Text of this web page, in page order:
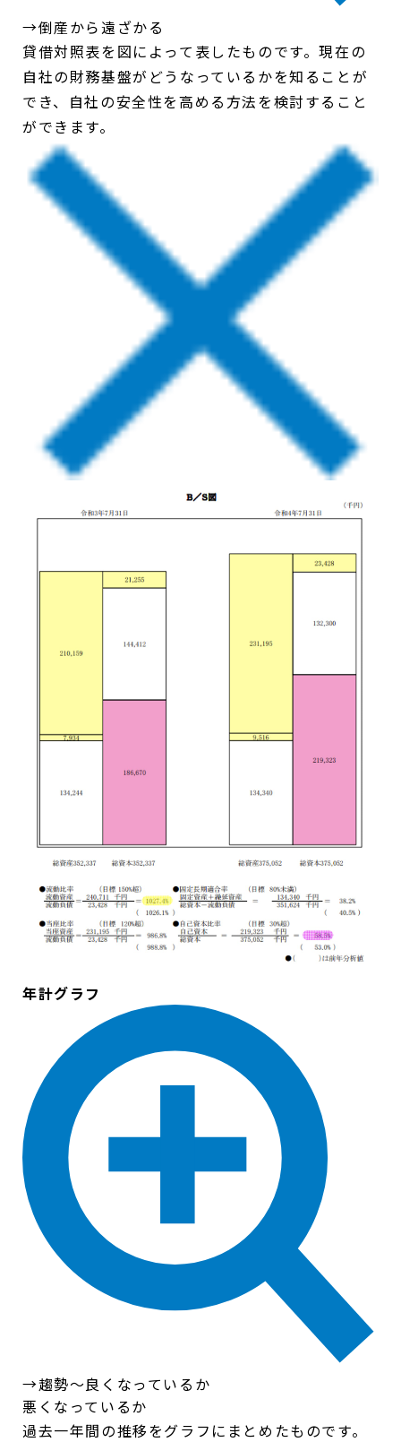
→倒産から遠ざかる
貸借対照表を図によって表したものです。現在の
自社の財務基盤がどうなっているかを知ることが
でき、自社の安全性を高める方法を検討すること
ができます。
年計グラフ
→趨勢〜良くなっているか
悪くなっているか
過去一年間の推移をグラフにまとめたものです。